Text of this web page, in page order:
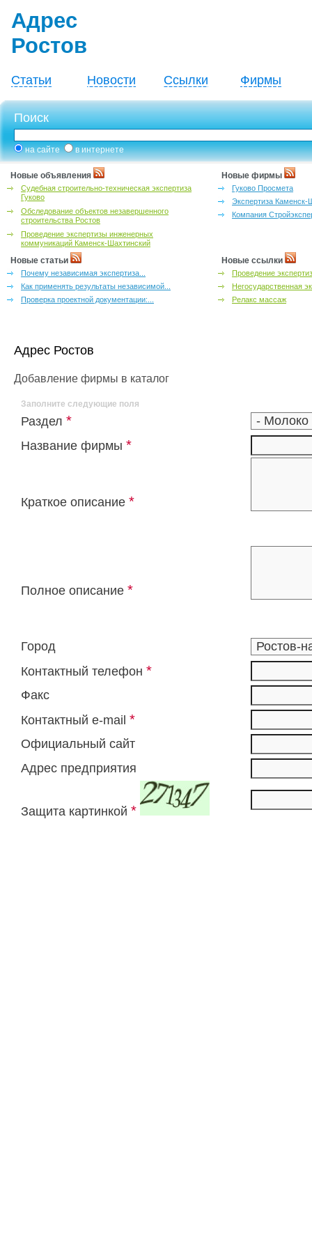
Адрес
Ростов
Статьи Новости Ссылки Фирмы
Поиск
на сайте в интернете
Новые объявления
Судебная строительно-техническая экспертиза
Гуково
Обследование объектов незавершенного
строительства Ростов
Проведение экспертизы инженерных
коммуникаций Каменск-Шахтинский
Новые фирмы
Гуково Просмета
Экспертиза Каменск-
Компания
Новые статьи
Почему независимая экспертиза...
Как применять результаты независимой...
Проверка проектной документации:...
Новые ссылки
Проведение
Негосударственная
Релакс массаж
Адрес Ростов
Добавление фирмы в каталог
Заполните следующие поля
Раздел *
Название фирмы *
Краткое описание *
Полное описание *
Город
Контактный телефон *
Факс
Контактный e-mail *
Официальный сайт
Адрес предприятия
Защита картинкой *